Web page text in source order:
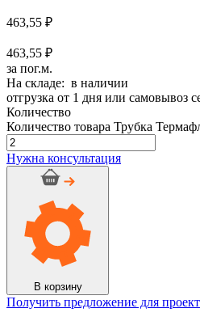
463,55 ₽
463,55 ₽
за пог.м.
На складе: в наличии
отгрузка от 1 дня или самовывоз
Количество
Количество товара Трубка
Нужна консультация
В корзину
Получить предложение для